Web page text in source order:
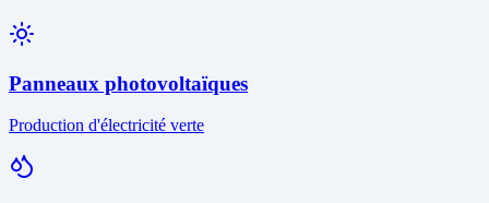
Panneaux photovoltaïques
Production d'électricité verte